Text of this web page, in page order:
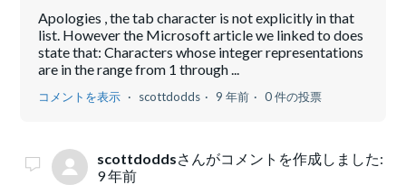
Apologies , the tab character is not explicitly in that
list. However the Microsoft article we linked to does
state that: Characters whose integer representations
are in the range from 1 through ...
コメントを表示 scottdodds 9 年前 0 件の投票
scottdoddsさんがコメントを作成しました:
9 年前